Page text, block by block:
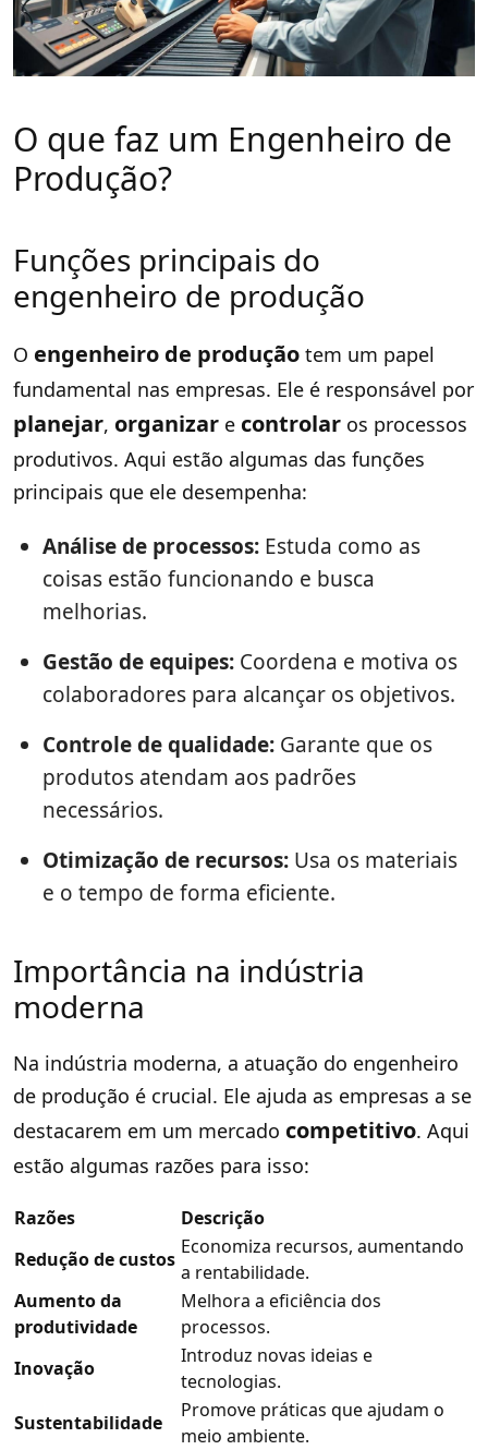
O que faz um Engenheiro de
Produção?
Funções principais do
engenheiro de produção
O engenheiro de produção tem um papel
fundamental nas empresas. Ele é responsável por
planejar, organizar e controlar os processos
produtivos. Aqui estão algumas das funções
principais que ele desempenha:
Análise de processos: Estuda como as
coisas estão funcionando e busca
melhorias.
Gestão de equipes: Coordena e motiva os
colaboradores para alcançar os objetivos.
Controle de qualidade: Garante que os
produtos atendam aos padrões
necessários.
Otimização de recursos: Usa os materiais
e o tempo de forma eficiente.
Importância na indústria
moderna
Na indústria moderna, a atuação do engenheiro
de produção é crucial. Ele ajuda as empresas a se
destacarem em um mercado competitivo. Aqui
estão algumas razões para isso:
Razões
Descrição
Redução de custos
Economiza recursos, aumentando
a rentabilidade.
Aumento da
produtividade
Melhora a eficiência dos
processos.
Inovação
Introduz novas ideias e
tecnologias.
Sustentabilidade
Promove práticas que ajudam o
meio ambiente.